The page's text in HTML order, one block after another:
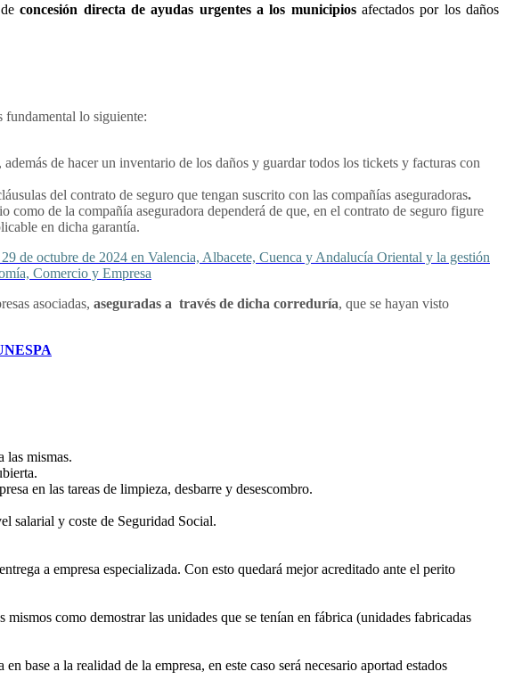
deconcesión directa de ayudas urgentes a los municipiosafectados por los daños
fundamental lo siguiente:
, además de hacer un inventario de los daños y guardar todos los tickets y facturas con
del contrato de seguro que tengan suscrito con las compañías aseguradoras.
de la compañía aseguradora dependerá de que, en el contrato de seguro figure
en dicha garantía.
de octubre de 2024 en Valencia, Albacete, Cuenca y Andalucía Oriental y la gestión
Comercio y Empresa
asociadas, aseguradas a través de dicha correduría, que se hayan visto
las mismas.
en las tareas de limpieza, desbarre y desescombro.
salarial y coste de Seguridad Social.
a empresa especializada. Con esto quedará mejor acreditado ante el perito
como demostrar las unidades que se tenían en fábrica (unidades fabricadas
base a la realidad de la empresa, en este caso será necesario aportad estados